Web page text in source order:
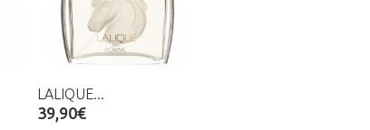
LALIQUE...
39,90€